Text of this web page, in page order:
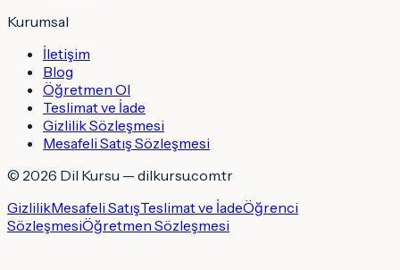
Kurumsal
İletişim
Blog
Öğretmen Ol
Teslimat ve İade
Gizlilik Sözleşmesi
Mesafeli Satış Sözleşmesi
© 2026 Dil Kursu — dilkursu.com.tr
GizlilikMesafeli SatışTeslimat ve İadeÖğrenci
SözleşmesiÖğretmen Sözleşmesi